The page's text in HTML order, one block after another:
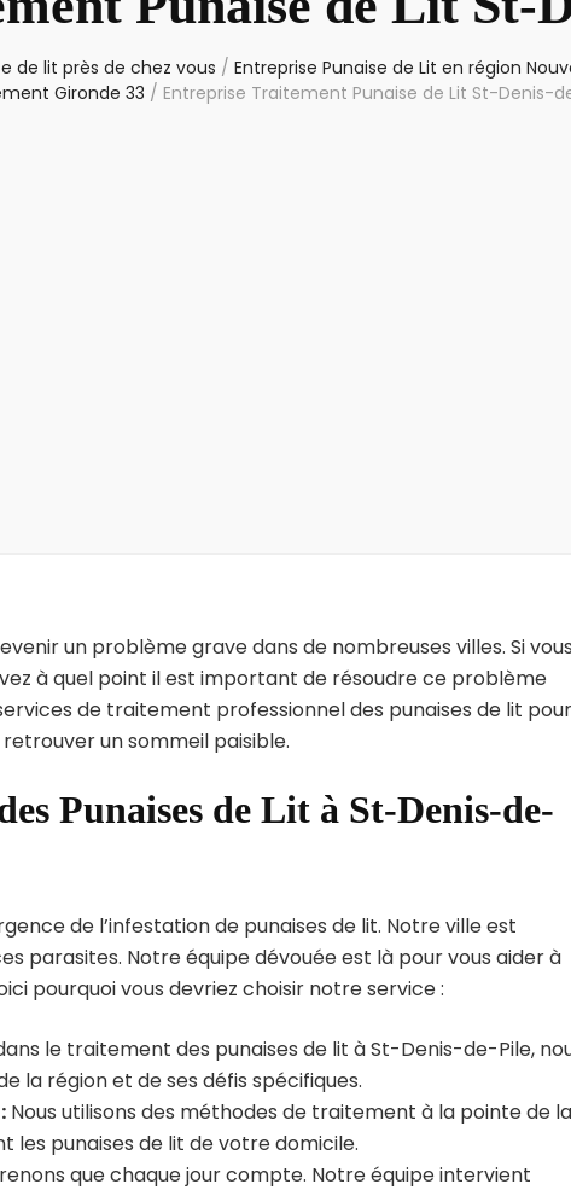
de lit près de chez vous / Entreprise Punaise de Lit en région
Gironde 33 / Entreprise Traitement Punaise de Lit St-Denis-
un problème grave dans de nombreuses villes. Si vous
à quel point il est important de résoudre ce problème
de traitement professionnel des punaises de lit pour
un sommeil paisible.
Punaises de Lit à St-Denis-de-
de l’infestation de punaises de lit. Notre ville est
parasites. Notre équipe dévouée est là pour vous aider à
pourquoi vous devriez choisir notre service :
le traitement des punaises de lit à St-Denis-de-Pile,
la région et de ses défis spécifiques.
Nous utilisons des méthodes de traitement à la pointe de la
punaises de lit de votre domicile.
que chaque jour compte. Notre équipe intervient